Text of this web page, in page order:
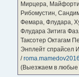
Мирцера,
Рибомустин,
Фемара, Флудара,
Флудара Зитига
Таксотер Октагам
Энплейт
/
(Выезжаем в любые